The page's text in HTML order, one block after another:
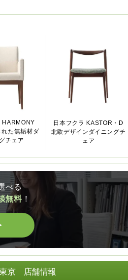
HARMONY
た無垢材ダ
チェア
日本フクラ KASTOR・D
北欧デザインダイニングチ
ェア
べる
無料！
京 店舗情報